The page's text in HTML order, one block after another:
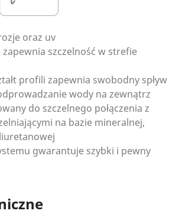
oraz uv
szczelność w strefie
profili zapewnia swobodny spływ
wody na zewnątrz
do szczelnego połączenia z
na bazie mineralnej,
gwarantuje szybki i pewny